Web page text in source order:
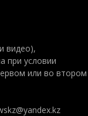
видео),
при условии
или во втором